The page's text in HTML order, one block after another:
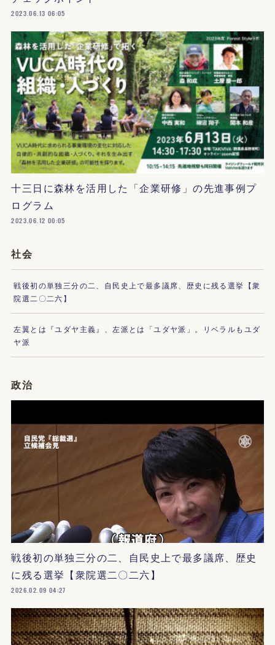
2023.06.13 06:05
十三日に森林を活用した「企業研修」の先進事例プ
ログラム
2023.06.12 00:05
社会
戦後初の単独三分の二、自民史上で最多議席、歴史に残る選挙【衆
院選二〇二六】
左翼とは『ユダヤ主義』、左派とは「ユダヤ派」。リベラルもユダ
ヤ派
政治
戦後初の単独三分の二、自民史上で最多議席、歴史
に残る選挙【衆院選二〇二六】
2026.02.09 04:27